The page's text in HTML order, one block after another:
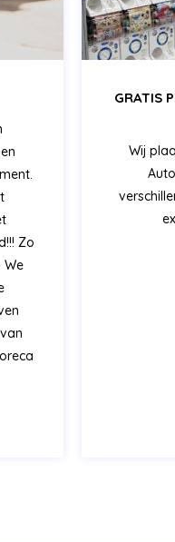
Zo
We
GRATIS
Wij